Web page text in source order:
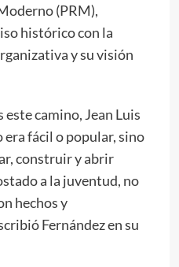
(PRM),
histórico con la
y su visión
este camino, Jean Luis
era fácil o popular, sino
construir y abrir
a la juventud, no
hechos y
Fernández en su